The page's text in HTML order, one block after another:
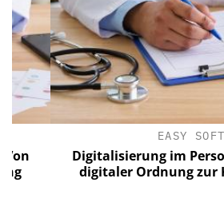
EASY
Digitalisierung im
digitaler Ordnung zur KI-